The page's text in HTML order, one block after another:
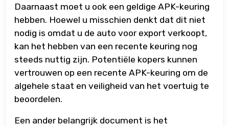
Daarnaast moet u ook een geldige APK-keuring
hebben. Hoewel u misschien denkt dat dit niet
nodig is omdat u de auto voor export verkoopt,
kan het hebben van een recente keuring nog
steeds nuttig zijn. Potentiële kopers kunnen
vertrouwen op een recente APK-keuring om de
algehele staat en veiligheid van het voertuig te
beoordelen.
Een ander belangrijk document is het